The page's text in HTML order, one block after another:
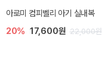
아로미 컴피벨리 아기 실내복
20% 17,600원 22,000원